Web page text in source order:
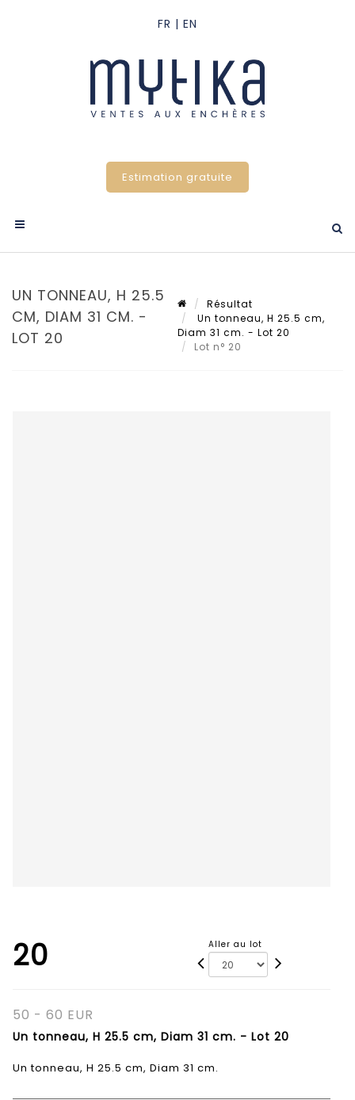
Estimation gratuite
UN TONNEAU, H 25.5
CM, DIAM 31 CM. -
LOT 20
Résultat
Un tonneau, H 25.5 cm,
Diam 31 cm. - Lot 20
Lot n° 20
20 Aller au lot
50 - 60 EUR
Un tonneau, H 25.5 cm, Diam 31 cm. - Lot 20
Un tonneau, H 25.5 cm, Diam 31 cm.